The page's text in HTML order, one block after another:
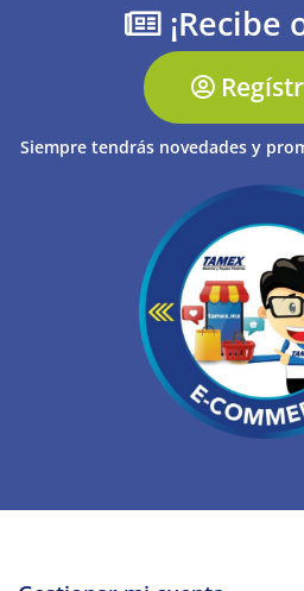
¡Recibe
Siempre tendrás novedades y